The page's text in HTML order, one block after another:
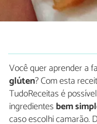
Você quer aprender a
glúten? Com esta
TudoReceitas é
ingredientes bem
caso escolhi camarão.